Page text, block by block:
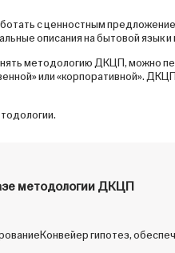
с ценностным
описания на бытовой язык и
методологию ДКЦП, можно
или «корпоративной».
методологии ДКЦП
Конвейер гипотез,